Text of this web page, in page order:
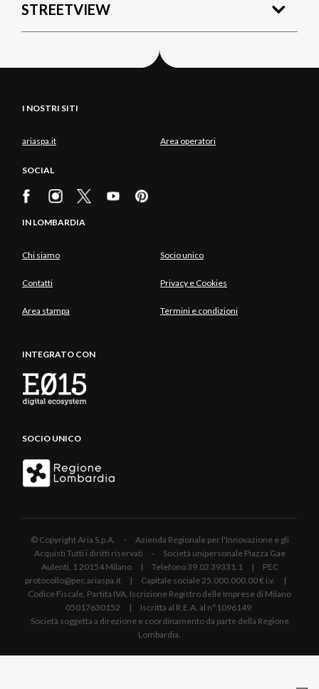
STREETVIEW
I NOSTRI SITI
ariaspa.it Area operatori
SOCIAL
IN LOMBARDIA
Chi siamo Socio unico
Contatti Privacy e Cookies
Area stampa Termini e condizioni
INTEGRATO CON
SOCIO UNICO
© Copyright Aria S.p.A. - Azienda Regionale per l'Innovazione e gli
Acquisti Tutti i diritti riservati - Società unipersonale Piazza Gae
Aulenti, 1 20154 Milano | Telefono 39.02 39331.1 | PEC
protocollo@pec.ariaspa.it | Capitale sociale 25.000.000,00 € i.v. |
Codice Fiscale, Partita IVA, Iscrizione Registro delle Imprese di Milano
05017630152 | Iscritta al R.E.A. al n°1096149.
Società soggetta a direzione e coordinamento da parte della Regione
Lombardia.